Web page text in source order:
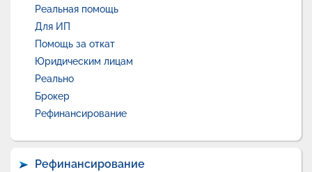
Реальная помощь
Для ИП
Помощь за откат
Юридическим лицам
Реально
Брокер
Рефинансирование
Рефинансирование